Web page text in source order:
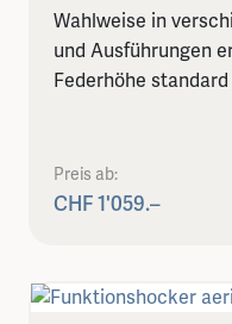
Wahlweise in
und Ausführungen
Federhöhe
Preis ab:
CHF 1'059.–